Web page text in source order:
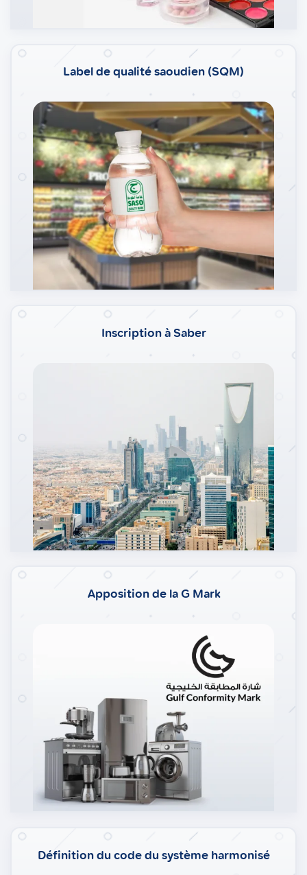
Label de qualité saoudien (SQM)
Inscription à Saber
Apposition de la G Mark
Définition du code du système harmonisé